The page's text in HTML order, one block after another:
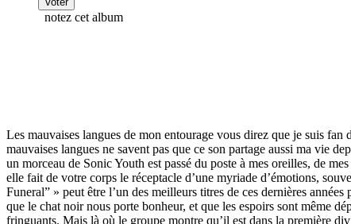
notez cet album
Les mauvaises langues de mon entourage vous direz que je suis
mauvaises langues ne savent pas que ce son partage aussi ma vie
un morceau de Sonic Youth est passé du poste à mes oreilles, de
elle fait de votre corps le réceptacle d’une myriade d’émotions,
Funeral” » peut être l’un des meilleurs titres de ces dernières
que le chat noir nous porte bonheur, et que les espoirs sont même
fringuants. Mais là où le groupe montre qu’il est dans la première